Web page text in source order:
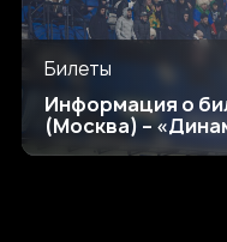
Билеты
Информация о
(Москва) –